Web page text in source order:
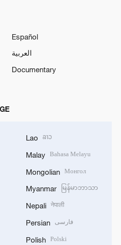
Español
العربية
Documentary
Lao ລາວ
Malay Bahasa Melayu
Mongolian Монгол
Myanmar မြန်မာဘာသာ
Nepali नेपाली
Persian فارسی
Polish Polski